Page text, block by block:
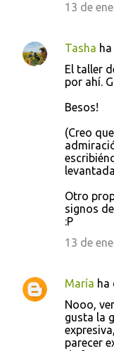
13 de
Tasha
El taller
por ahí.
Besos!
(Creo
Otro
signos
:P
13 de
María
Nooo,
gusta la
parecer